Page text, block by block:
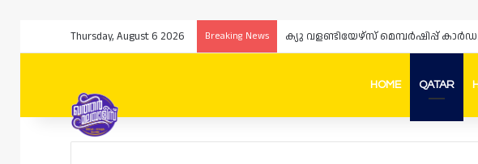
Thursday, August 6 2026 Breaking News
HOME QATAR